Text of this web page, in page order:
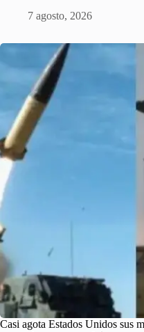
7 agosto, 2026
Casi agota Estados Unidos sus